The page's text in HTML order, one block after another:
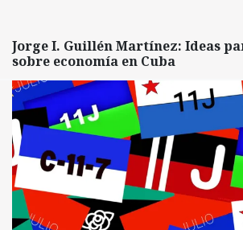
Jorge I. Guillén Martínez: Ideas
sobre economía en Cuba